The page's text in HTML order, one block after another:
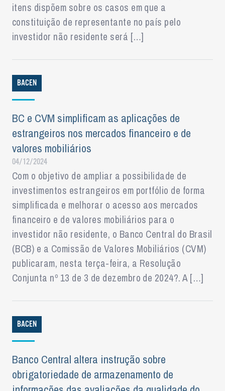
itens dispõem sobre os casos em que a
constituição de representante no país pelo
investidor não residente será […]
BACEN
BC e CVM simplificam as aplicações de
estrangeiros nos mercados financeiro e de
valores mobiliários
04/12/2024
Com o objetivo de ampliar a possibilidade de
investimentos estrangeiros em portfólio de forma
simplificada e melhorar o acesso aos mercados
financeiro e de valores mobiliários para o
investidor não residente, o Banco Central do Brasil
(BCB) e a Comissão de Valores Mobiliários (CVM)
publicaram, nesta terça-feira, a Resolução
Conjunta nº 13 de 3 de dezembro de 2024?. A […]
BACEN
Banco Central altera instrução sobre
obrigatoriedade de armazenamento de